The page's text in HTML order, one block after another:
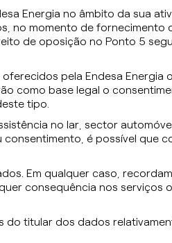
Energia no âmbito da sua
no momento de fornecimento
de oposição no Ponto 5
pela Endesa Energia
como base legal o
tipo.
no lar, sector
é possível que
Em qualquer caso,
consequência nos serviços
do titular dos dados